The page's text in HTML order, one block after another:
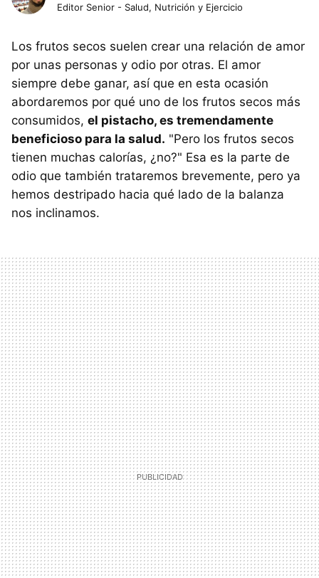
Editor Senior - Salud, Nutrición y Ejercicio
Los frutos secos suelen crear una relación de amor
por unas personas y odio por otras. El amor
siempre debe ganar, así que en esta ocasión
abordaremos por qué uno de los frutos secos más
consumidos, el pistacho, es tremendamente
beneficioso para la salud. "Pero los frutos secos
tienen muchas calorías, ¿no?" Esa es la parte de
odio que también trataremos brevemente, pero ya
hemos destripado hacia qué lado de la balanza
nos inclinamos.